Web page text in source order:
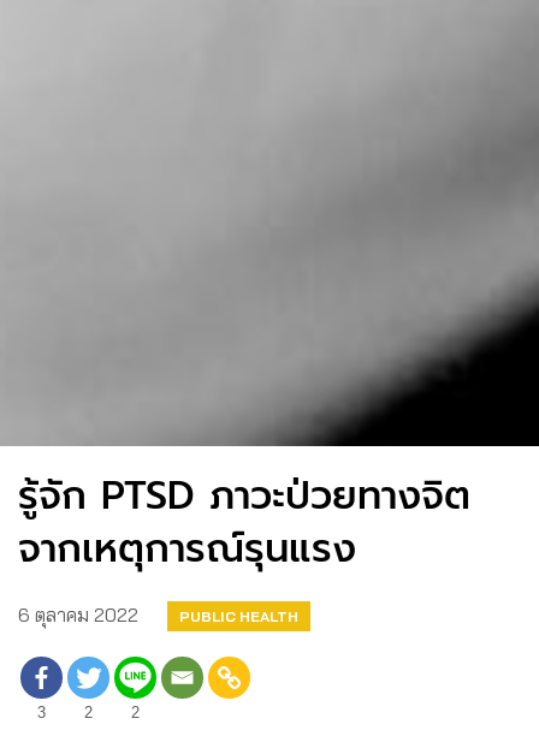
รู้จัก PTSD ภาวะป่วยทางจิต
จากเหตุการณ์รุนแรง
6 ตุลาคม 2022 PUBLIC HEALTH
3 2 2